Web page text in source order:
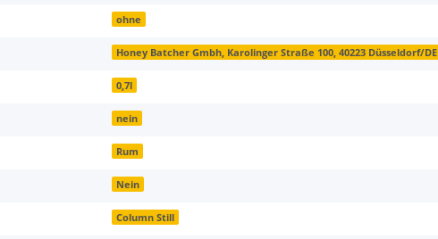
ohne
Honey Batcher Gmbh, Karolinger Straße 100, 40223 Düsseldorf/DE
0,7l
nein
Rum
Nein
Column Still